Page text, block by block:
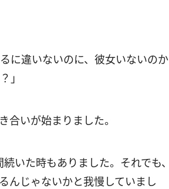
に違いないのに、彼女いないのか
」
合いが始まりました。
いた時もありました。それでも、
んじゃないかと我慢していまし